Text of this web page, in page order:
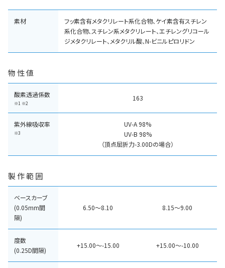
素材
フッ素含有メタクリレート系化合物、ケイ素含有スチレン
系化合物、スチレン系メタクリレート、エチレングリコール
ジメタクリレート、メタクリル酸、N-ビニルピロリドン
物性値
酸素透過係数
※1 ※2
163
紫外線吸収率
※3
UV-A 98%
UV-B 98%
（頂点屈折力-3.00Dの場合）
製作範囲
ベースカーブ
(0.05mm間
隔)
6.50～8.10 8.15〜9.00
度数
(0.25D間隔)
+15.00～-15.00 +15.00～-10.00